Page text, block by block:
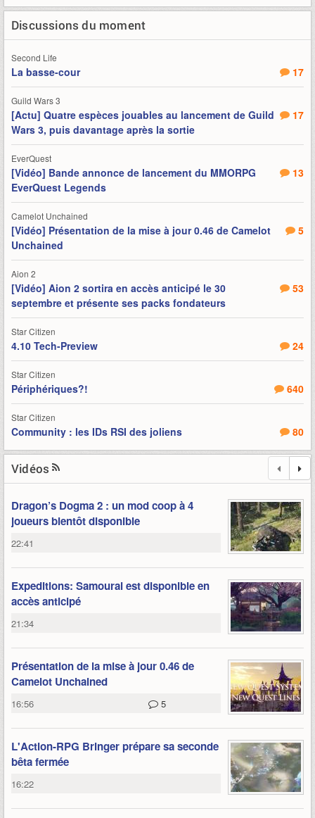
Discussions du moment
Second Life
17
La basse-cour
Guild Wars 3
17
[Actu] Quatre espèces jouables au lancement de Guild
Wars 3, puis davantage après la sortie
EverQuest
13
[Vidéo] Bande annonce de lancement du MMORPG
EverQuest Legends
Camelot Unchained
5
[Vidéo] Présentation de la mise à jour 0.46 de Camelot
Unchained
Aion 2
53
[Vidéo] Aion 2 sortira en accès anticipé le 30
septembre et présente ses packs fondateurs
Star Citizen
24
4.10 Tech-Preview
Star Citizen
640
Périphériques?!
Star Citizen
80
Community : les IDs RSI des joliens
Vidéos
Dragon’s Dogma 2 : un mod coop à 4
joueurs bientôt disponible
22:41
Expeditions: Samourai est disponible en
accès anticipé
21:34
Présentation de la mise à jour 0.46 de
Camelot Unchained
16:56 5
L'Action-RPG Bringer prépare sa seconde
bêta fermée
16:22